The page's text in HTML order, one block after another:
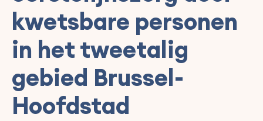
kwetsbare personen
in het tweetalig
gebied Brussel-
Hoofdstad